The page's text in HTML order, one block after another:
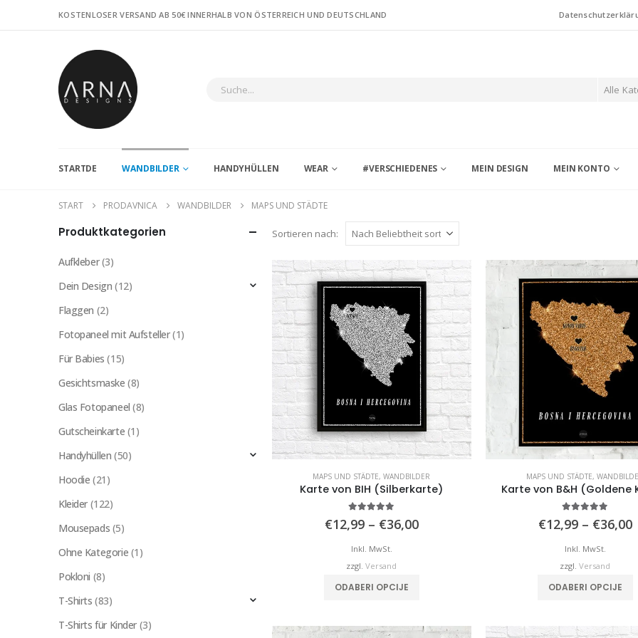
KOSTENLOSER VERSAND AB 50€ INNERHALB VON ÖSTERREICH UND DEUTSCHLAND
Alle
STARTDE WANDBILDER HANDYHÜLLEN WEAR #VERSCHIEDENES MEIN DESIGN MEIN KONTO
START PRODAVNICA WANDBILDER MAPS UND STÄDTE
Sortieren nach:
MAPS UND STÄDTE,WANDBILDER
Karte von BIH (Silberkarte)
€12,99 – €36,00Preisspanne:
Inkl. MwSt.
zzgl.Versand
ODABERI OPCIJE
mehrere
MAPS UND STÄDTE,
Karte von B&H (Goldene
€12,99 – €36,00
Inkl. MwSt.
zzgl.Versand
ODABERI OPCIJE
Produktkategorien
Aufkleber(3)
Dein Design (12)
Flaggen (2)
Fotopaneel mit Aufsteller(1)
Für Babies (15)
Gesichtsmaske (8)
Glas Fotopaneel (8)
Gutscheinkarte (1)
Handyhüllen (50)
Hoodie (21)
Kleider (122)
Mousepads (5)
Ohne Kategorie (1)
Pokloni (8)
T-Shirts (83)
T-Shirts für Kinder (3)